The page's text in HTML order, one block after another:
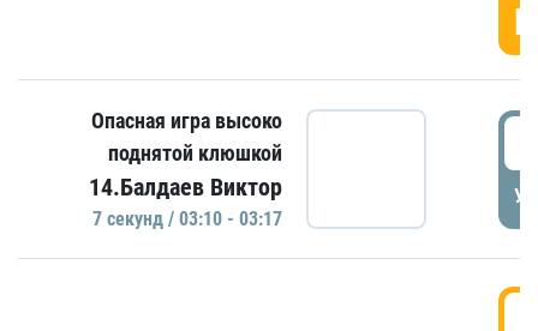
Опасная игра высоко
поднятой клюшкой
14.Балдаев Виктор
7 секунд / 03:10 - 03:17